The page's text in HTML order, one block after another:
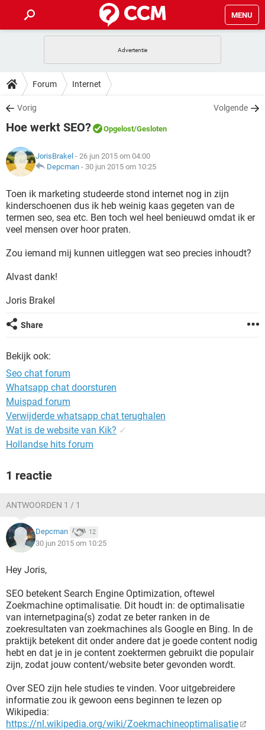
MENU
INSTAGRAM
NETFLIX
GRATIS SNAPCHAT
TIKTOK
HOW-TO
VIDEOBELLEN
GRATIS SNAPCHAT
TIKTOK
DOWNLOADS
VIDEOBELLEN GAMES
INSTAGRAM
NETFLIX CORONAVIRUS
GRATIS SNAPCHAT
TIKTOK
VIDEOBELLEN GAMES
INSTAGRAM
NETFLIX CORONAVIRUS
GRATIS SNAPCHAT
ARTIKELEN
VIDEOBELLEN GAMES
INSTAGRAM WINDOWS 10
NETFLIX
GRATIS SNAPCHAT
Forum Internet
Vorig Volgende
Hoe werkt SEO? Opgelost/Gesloten
JorisBrakel - 26 jun 2015 om 04:00
Depcman - 30 jun 2015 om 10:25
Toen ik marketing studeerde stond internet nog in zijn
kinderschoenen dus ik heb weinig kaas gegeten van de
termen seo, sea etc. Ben toch wel heel benieuwd omdat ik er
veel mensen over hoor praten.
Zou iemand mij kunnen uitleggen wat seo precies inhoudt?
Alvast dank!
Joris Brakel
Share
Bekijk ook:
Seo chat forum
Whatsapp chat doorsturen
Muispad forum
Verwijderde whatsapp chat terughalen
Wat is de website van Kik? ✓
Hollandse hits forum
1 reactie
ANTWOORDEN 1 / 1
Depcman 12
30 jun 2015 om 10:25
Hey Joris,
SEO betekent Search Engine Optimization, oftewel
Zoekmachine optimalisatie. Dit houdt in: de optimalisatie
van internetpagina(s) zodat ze beter ranken in de
zoekresultaten van zoekmachines als Google en Bing. In de
praktijk betekent dit onder andere dat je goede content nodig
hebt en dat je in je content zoektermen gebruikt die populair
zijn, zodat jouw content/website beter gevonden wordt.
Over SEO zijn hele studies te vinden. Voor uitgebreidere
informatie zou ik gewoon eens beginnen te lezen op
Wikipedia:
https://nl.wikipedia.org/wiki/Zoekmachineoptimalisatie